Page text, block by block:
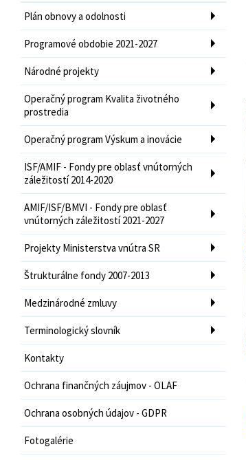
Plán obnovy a odolnosti
Programové obdobie 2021-2027
Národné projekty
Operačný program Kvalita životného
prostredia
Operačný program Výskum a inovácie
ISF/AMIF - Fondy pre oblasť vnútorných
záležitostí 2014-2020
AMIF/ISF/BMVI - Fondy pre oblasť
vnútorných záležitostí 2021-2027
Projekty Ministerstva vnútra SR
Štrukturálne fondy 2007-2013
Medzinárodné zmluvy
Terminologický slovník
Kontakty
Ochrana finančných záujmov - OLAF
Ochrana osobných údajov - GDPR
Fotogalérie